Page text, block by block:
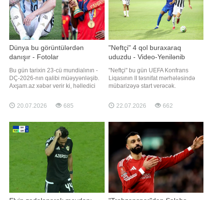
Dünya bu görüntülərdən
danışır - Fotolar
Bu gün tarixin 23-cü mundialının -
DÇ-2026-nın qalibi müəyyənləşib.
Axşam.az xəbər verir ki, həlledici
İspaniya yığması ilə üz-üzə gəlib.
Nyu-York yaxınlığındakı "New York
görüşdə İspaniya dünya çempionu
olub. Bu, Argentina üçü
20.07.2026 685
"Neftçi" 4 qol buraxaraq
uduzdu - Video-Yenilənib
"Neftçi" bu gün UEFA Konfrans
Liqasının II təsnifat mərhələsində
mübarizəyə start verəcək.
qaralar" ilk oyunda doğma
meydanda Belarusun "Dinamo"
Görüş Bakı vaxtı ilə saat 20:00-da
başlayacaq. Qeyd edə
22.07.2026 662